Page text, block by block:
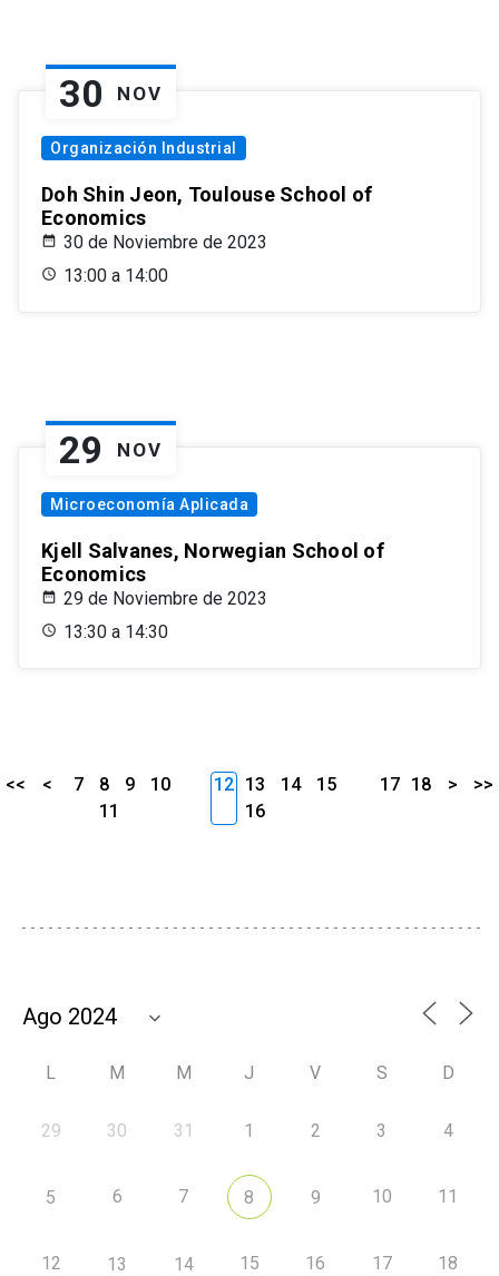
30 NOV
Organización Industrial
Doh Shin Jeon, Toulouse School of
Economics
30 de Noviembre de 2023
13:00 a 14:00
29 NOV
Microeconomía Aplicada
Kjell Salvanes, Norwegian School of
Economics
29 de Noviembre de 2023
13:30 a 14:30
<< < 7 8 9
10
11
12 13 14
15
16
17 18 > >>
L M M J V S D
29 30 31 1 2 3 4
5 6 7 8 9 10 11
12 13 14 15 16 17 18